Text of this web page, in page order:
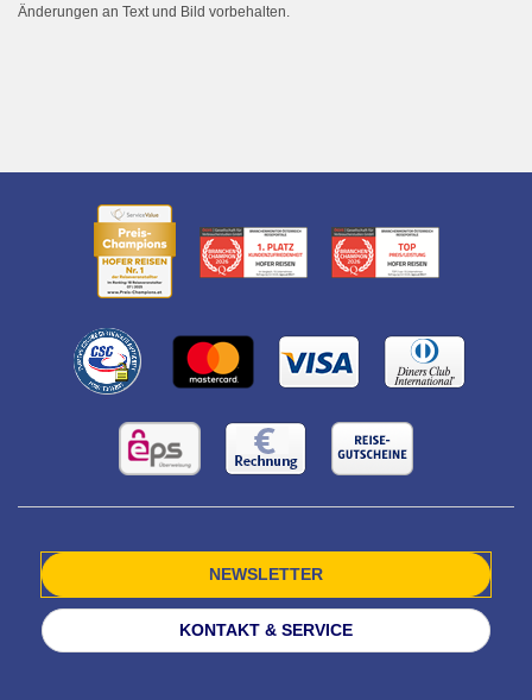
Änderungen an Text und Bild vorbehalten.
NEWSLETTER
KONTAKT & SERVICE